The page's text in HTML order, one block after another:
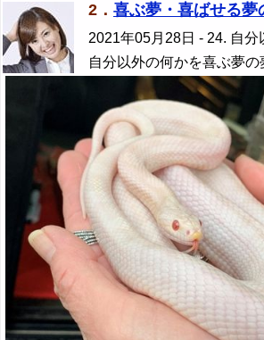
2． 喜ぶ夢・喜ばせる夢
2021年05月28日 - 24. 自分
自分以外の何かを喜ぶ夢の